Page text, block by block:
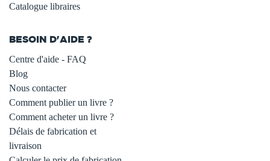
Catalogue libraires
BESOIN D'AIDE ?
Centre d'aide - FAQ
Blog
Nous contacter
Comment publier un livre ?
Comment acheter un livre ?
Délais de fabrication et
livraison